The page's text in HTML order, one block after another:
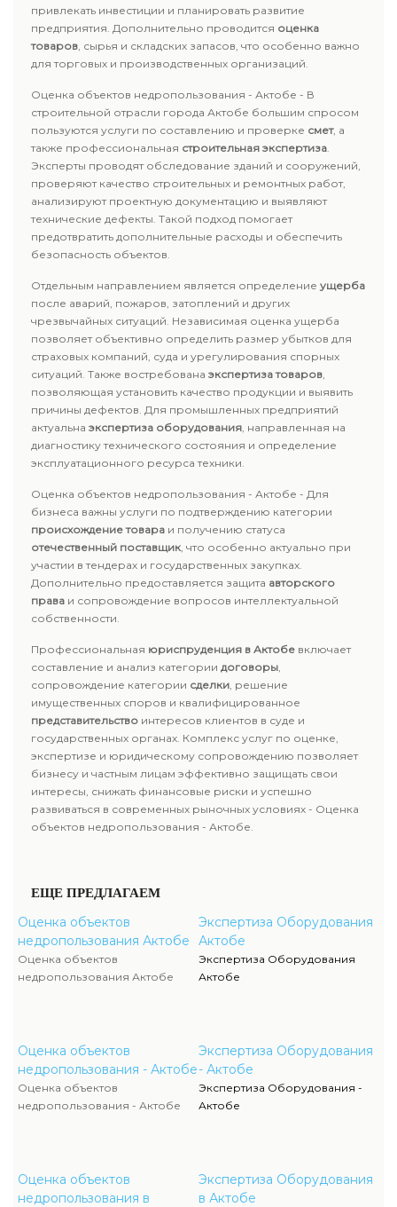
привлекать инвестиции и планировать развитие
предприятия. Дополнительно проводится оценка
товаров, сырья и складских запасов, что особенно важно
для торговых и производственных организаций.
Оценка объектов недропользования - Актобе - В
строительной отрасли города Актобе большим спросом
пользуются услуги по составлению и проверке смет, а
также профессиональная строительная экспертиза.
Эксперты проводят обследование зданий и сооружений,
проверяют качество строительных и ремонтных работ,
анализируют проектную документацию и выявляют
технические дефекты. Такой подход помогает
предотвратить дополнительные расходы и обеспечить
безопасность объектов.
Отдельным направлением является определение ущерба
после аварий, пожаров, затоплений и других
чрезвычайных ситуаций. Независимая оценка ущерба
позволяет объективно определить размер убытков для
страховых компаний, суда и урегулирования спорных
ситуаций. Также востребована экспертиза товаров,
позволяющая установить качество продукции и выявить
причины дефектов. Для промышленных предприятий
актуальна экспертиза оборудования, направленная на
диагностику технического состояния и определение
эксплуатационного ресурса техники.
Оценка объектов недропользования - Актобе - Для
бизнеса важны услуги по подтверждению категории
происхождение товара и получению статуса
отечественный поставщик, что особенно актуально при
участии в тендерах и государственных закупках.
Дополнительно предоставляется защита авторского
права и сопровождение вопросов интеллектуальной
собственности.
Профессиональная юриспруденция в Актобе включает
составление и анализ категории договоры,
сопровождение категории сделки, решение
имущественных споров и квалифицированное
представительство интересов клиентов в суде и
государственных органах. Комплекс услуг по оценке,
экспертизе и юридическому сопровождению позволяет
бизнесу и частным лицам эффективно защищать свои
интересы, снижать финансовые риски и успешно
развиваться в современных рыночных условиях - Оценка
объектов недропользования - Актобе.
ЕЩЕ ПРЕДЛАГАЕМ
Оценка объектов
недропользования Актобе
Оценка объектов
недропользования Актобе
Оценка объектов
недропользования - Актобе
Оценка объектов
недропользования - Актобе
Оценка объектов
недропользования в
Экспертиза Оборудования
Актобе
Экспертиза Оборудования
Актобе
Экспертиза Оборудования
- Актобе
Экспертиза Оборудования -
Актобе
Экспертиза Оборудования
в Актобе